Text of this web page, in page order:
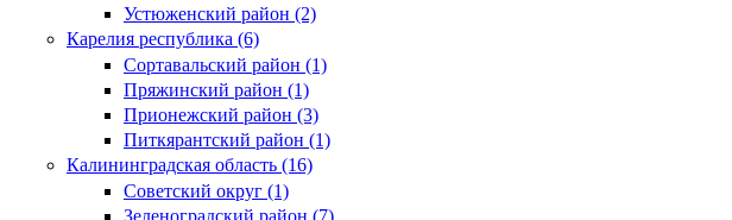
Устюженский район (2)
Карелия республика (6)
Сортавальский район (1)
Пряжинский район (1)
Прионежский район (3)
Питкярантский район (1)
Калининградская область (16)
Советский округ (1)
Зеленоградский район (7)